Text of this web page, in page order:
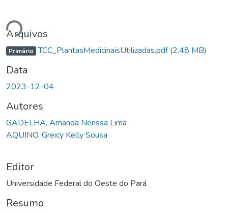
Arquivos
Primário TCC_PlantasMedicinaisUtilizadas.pdf(2.48 MB)
Data
2023-12-04
Autores
GADELHA, Amanda Nerissa Lima
AQUINO, Greicy Kelly Sousa
Editor
Universidade Federal do Oeste do Pará
Resumo